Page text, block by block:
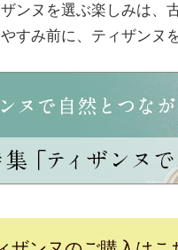
ンヌを選ぶ楽しみは、
すみ前に、ティザンヌ